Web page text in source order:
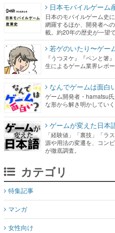
日本モバイルゲーム
日本のモバイルゲーム史
網羅するほか、開発者へ
載。約20年の歴史が一望
若ゲのいたり〜ゲー
『うつヌケ』『ペンと箸
生によるゲーム業界レポー
なんでゲームは面白
ゲーム開発者・hamatsu
な形から解き明かしてい
ゲームが変えた日本
「経験値」「裏技」「ラ
源や用法の変遷を、コン
が徹底調査。
カテゴリ
特集記事
マンガ
女性向け